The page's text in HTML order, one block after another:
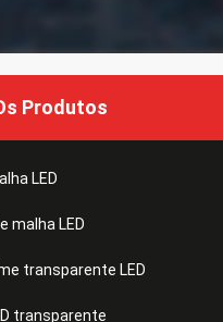
Produtos
LED
malha LED
transparente LED
transparente